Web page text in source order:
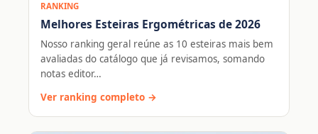
RANKING
Melhores Esteiras Ergométricas de 2026
Nosso ranking geral reúne as 10 esteiras mais bem
avaliadas do catálogo que já revisamos, somando
notas editor…
Ver ranking completo →